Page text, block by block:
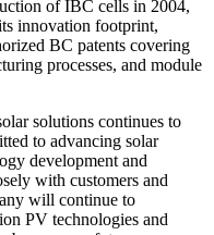
in BC technology, TCL
decades of semiconductor
manufacturing
technology platform. By
with proprietary strengths
a vertically integrated
commercialization
most
Since achieving